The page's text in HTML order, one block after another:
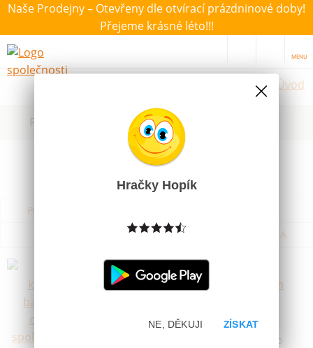
Naše Prodejny – Otevřeny dle otvírací prázdninové doby!
Přejeme krásné léto!!!
MENU
Úvod
Filtrovat dle dostupnosti, ceny, výrobce
Podle názvu od A do Z
Podle názvu od Z do A
Hrací kostky barevné dřevo
společenská hra různé barvy 16mm
Klasické dřevěné kostky různých barev o
Hračky Hopík
ZÍSKAT
NE, DĚKUJI